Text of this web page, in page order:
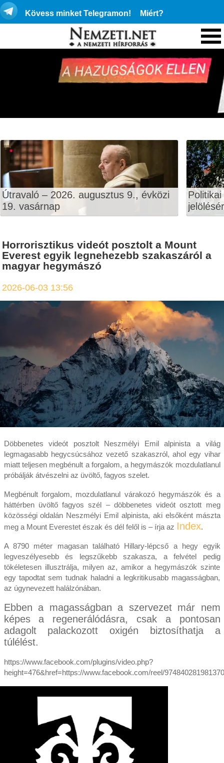
Kövess minket Telegramon! Miért?
Útravaló – 2026. augusztus 9., évközi
19. vasárnap
Horrorisztikus videót posztolt a Mount
Everest egyik legnehezebb szakaszáról a
magyar hegymászó
2026-06-03 13:56
Döbbenetes videót posztolt Neszmélyi Emil alpinista a világ
legmagasabb hegycsúcsához vezető szakaszról, ahol egy vihar
miatt teljesen megbénult a forgalom, a hegymászók mozdulatlanul
próbálják átvészelni az üvöltő, fagyos szelet.
Megbénult forgalom, mozdulatlanul várakozó hegymászók és a
háttérben üvöltő fagyos szél – döbbenetes videót osztott meg
közösségi oldalán Neszmélyi Emil alpinista, aki elsőként mászta
meg a Mount Everestet észak és dél felől is – írja az Index.
A 8790 méter magasan található Hillary-lépcső a hegy egyik
legveszélyesebb és legszűkebb szakasza, a felvétel pedig
tökéletesen illusztrálja, milyen az, amikor a hegymászók szinte
egy tapodtat sem tudnak haladni a legkritikusabb magasságban,
az úgynevezett halálzónában.
Ebben a magasságban a szervezet már nem
képes a regenerálódásra, csak a pontosan
adagolt palackozott oxigén biztosíthatja a
túlélést.
https://www.facebook.com/plugins/video.php?
height=476&href=https://www.facebook.com/reel/